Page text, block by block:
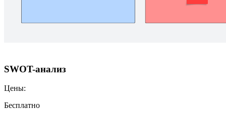
SWOT-анализ
Цены:
Бесплатно